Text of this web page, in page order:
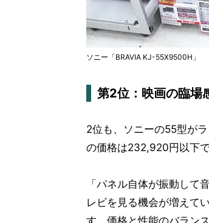
ソニー「BRAVIA KJ-55X9500H」
第2位：映画の臨場
2位も、ソニーの55型が
の価格は232,920円以下で
「パネル自体が振動して
レビを見る機会が増えて
す。価格と性能のバラン